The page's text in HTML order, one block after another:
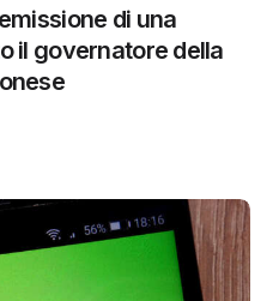
di una
il governatore della